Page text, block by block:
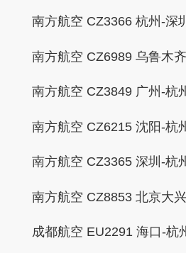
南方航空 CZ3366 杭州-深
南方航空 CZ6989 乌鲁木
南方航空 CZ3849 广州-杭
南方航空 CZ6215 沈阳-杭
南方航空 CZ3365 深圳-杭
南方航空 CZ8853 北京大
成都航空 EU2291 海口-杭